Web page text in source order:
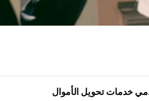
خدمات تحويل الأموال